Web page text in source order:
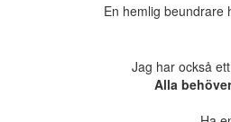
En hemlig beundrare
Jag har också
Alla